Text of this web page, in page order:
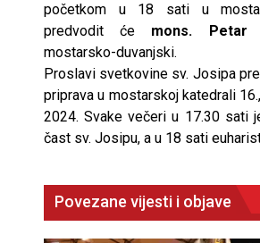
početkom u 18 sati u
predvodit će mons. Petar
mostarsko-duvanjski.
Proslavi svetkovine sv. Josipa
priprava u mostarskoj katedrali
2024. Svake večeri u 17.30 sati
čast sv. Josipu, a u 18 sati
Povezane vijesti i objave